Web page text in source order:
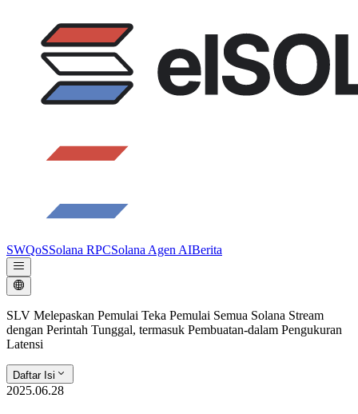
SWQoSSolana RPCSolana Agen AIBerita
SLV Melepaskan Pemulai Teka Pemulai Semua Solana Stream
dengan Perintah Tunggal, termasuk Pembuatan-dalam Pengukuran
Latensi
Daftar Isi
2025.06.28